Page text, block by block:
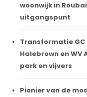
woonwijk in
uitgangspunt
Transformatie GC
Halebrown en
park en vijvers
Pionier van de